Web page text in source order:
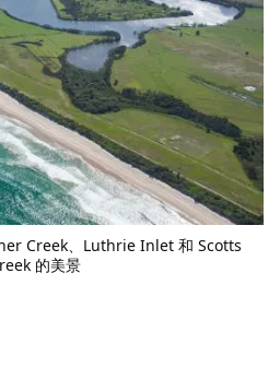
Creek、Luthrie Inlet 和 Scotts
的美景